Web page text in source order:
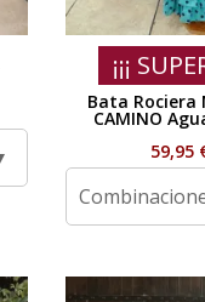
¡¡¡
Bata Rociera
CAMINO
59,95